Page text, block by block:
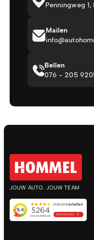
Penningweg
Mailen
Bellen
076 - 205
JOUW AUTO. JOUW TEAM.